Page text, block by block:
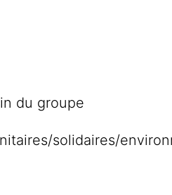
du groupe
solidaires/